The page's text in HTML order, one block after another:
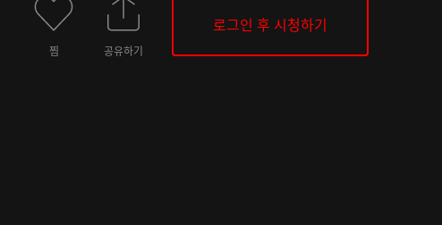
찜 공유하기
로그인 후 시청하기